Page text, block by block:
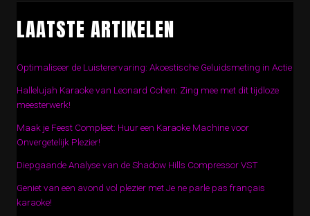
LAATSTE ARTIKELEN
Optimaliseer de Luisterervaring: Akoestische Geluidsmeting in Actie
Hallelujah Karaoke van Leonard Cohen: Zing mee met dit tijdloze
meesterwerk!
Maak je Feest Compleet: Huur een Karaoke Machine voor
Onvergetelijk Plezier!
Diepgaande Analyse van de Shadow Hills Compressor VST
Geniet van een avond vol plezier met Je ne parle pas français
karaoke!